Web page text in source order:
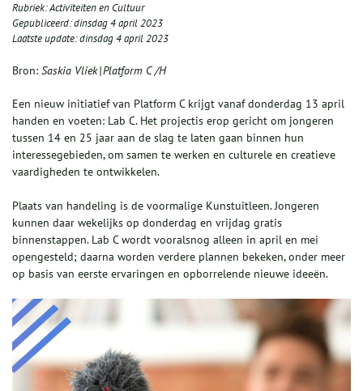
Rubriek:Activiteiten en Cultuur
Gepubliceerd:dinsdag 4 april 2023
Laatste update:dinsdag 4 april 2023
Bron: Saskia Vliek | Platform C /H
Een nieuw initiatief van Platform C krijgt vanaf donderdag 13 april
handen en voeten: Lab C. Het projectis erop gericht om jongeren
tussen 14 en 25 jaar aan de slag te laten gaan binnen hun
interessegebieden, om samen te werken en culturele en creatieve
vaardigheden te ontwikkelen.
Plaats van handeling is de voormalige Kunstuitleen. Jongeren
kunnen daar wekelijks op donderdag en vrijdag gratis
binnenstappen. Lab C wordt vooralsnog alleen in april en mei
opengesteld; daarna worden verdere plannen bekeken, onder meer
op basis van eerste ervaringen en opborrelende nieuwe ideeën.